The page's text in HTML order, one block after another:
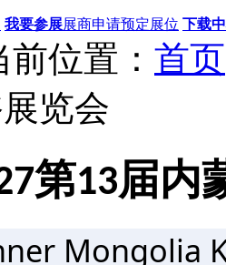
我要参展展商申请预定展位 下载
前位置： 首页
览会
7第13届内
Mongolia